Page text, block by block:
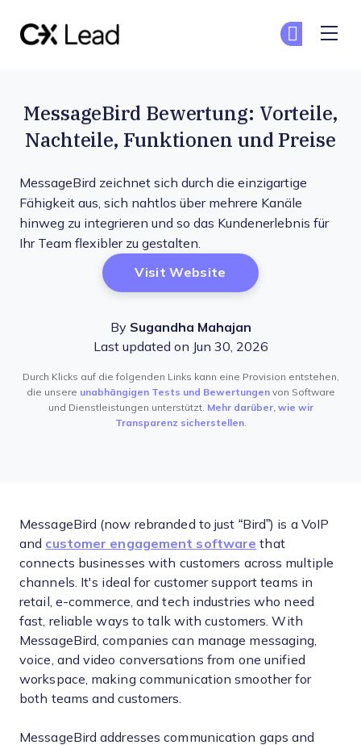
MessageBird Bewertung: Vorteile,
Nachteile, Funktionen und Preise
MessageBird zeichnet sich durch die einzigartige
Fähigkeit aus, sich nahtlos über mehrere Kanäle
hinweg zu integrieren und so das Kundenerlebnis für
Ihr Team flexibler zu gestalten.
Visit Website Opens New Window
By Sugandha Mahajan
Last updated on Jun 30, 2026
Durch Klicks auf die folgenden Links kann eine Provision entstehen,
die unsere unabhängigen Tests und Bewertungenvon Software
und Dienstleistungen unterstützt. Mehr darüber, wie wir
Transparenz sicherstellen.
MessageBird (now rebranded to just “Bird”) is a VoIP
and customer engagement software that
connects businesses with customers across multiple
channels. It's ideal for customer support teams in
retail, e-commerce, and tech industries who need
fast, reliable ways to talk with customers. With
MessageBird, companies can manage messaging,
voice, and video conversations from one unified
workspace, making communication smoother for
both teams and customers.
MessageBird addresses communication gaps and